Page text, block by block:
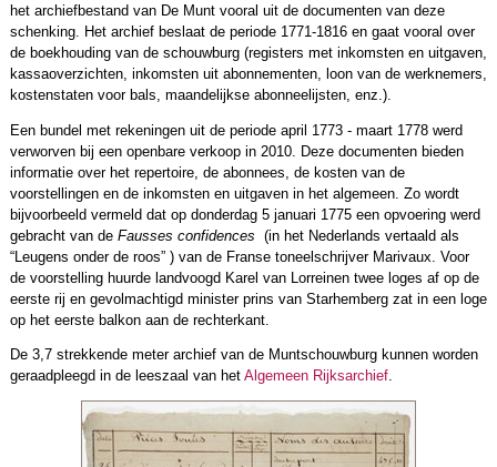
het archiefbestand van De Munt vooral uit de documenten van deze
schenking. Het archief beslaat de periode 1771-1816 en gaat vooral over
de boekhouding van de schouwburg (registers met inkomsten en uitgaven,
kassaoverzichten, inkomsten uit abonnementen, loon van de werknemers,
kostenstaten voor bals, maandelijkse abonneelijsten, enz.).
Een bundel met rekeningen uit de periode april 1773 - maart 1778 werd
verworven bij een openbare verkoop in 2010. Deze documenten bieden
informatie over het repertoire, de abonnees, de kosten van de
voorstellingen en de inkomsten en uitgaven in het algemeen. Zo wordt
bijvoorbeeld vermeld dat op donderdag 5 januari 1775 een opvoering werd
gebracht van de Fausses confidences (in het Nederlands vertaald als
“Leugens onder de roos” ) van de Franse toneelschrijver Marivaux. Voor
de voorstelling huurde landvoogd Karel van Lorreinen twee loges af op de
eerste rij en gevolmachtigd minister prins van Starhemberg zat in een loge
op het eerste balkon aan de rechterkant.
De 3,7 strekkende meter archief van de Muntschouwburg kunnen worden
geraadpleegd in de leeszaal van het Algemeen Rijksarchief.